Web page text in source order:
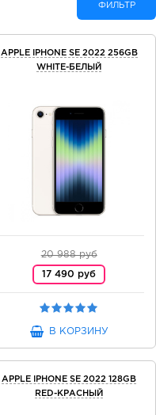
ФИЛЬТР
APPLE IPHONE SE 2022 256GB
WHITE-БЕЛЫЙ
20 988 руб
17 490 руб
В КОРЗИНУ
APPLE IPHONE SE 2022 128GB
RED-КРАСНЫЙ